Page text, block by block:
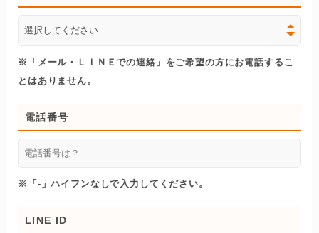
※「メール・ＬＩＮＥでの連絡」をご希望の方にお電話するこ
とはありません。
電話番号
※「-」ハイフンなしで入力してください。
LINE ID